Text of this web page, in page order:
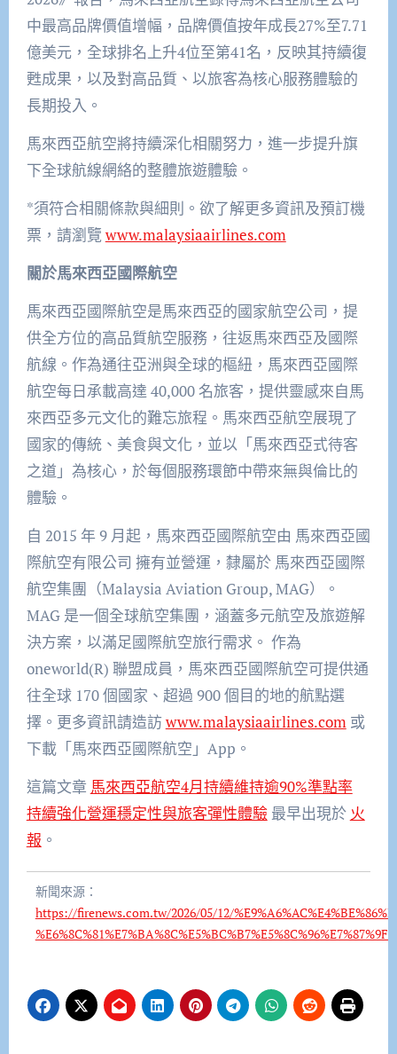
中最高品牌價值增幅，品牌價值按年成長27%至7.71
億美元，全球排名上升4位至第41名，反映其持續復
甦成果，以及對高品質、以旅客為核心服務體驗的
長期投入。
馬來西亞航空將持續深化相關努力，進一步提升旗
下全球航線網絡的整體旅遊體驗。
*須符合相關條款與細則。欲了解更多資訊及預訂機
票，請瀏覽 www.malaysiaairlines.com
關於馬來西亞國際航空
馬來西亞國際航空是馬來西亞的國家航空公司，提
供全方位的高品質航空服務，往返馬來西亞及國際
航線。作為通往亞洲與全球的樞紐，馬來西亞國際
航空每日承載高達 40,000 名旅客，提供靈感來自馬
來西亞多元文化的難忘旅程。馬來西亞航空展現了
國家的傳統、美食與文化，並以「馬來西亞式待客
之道」為核心，於每個服務環節中帶來無與倫比的
體驗。
自 2015 年 9 月起，馬來西亞國際航空由 馬來西亞國
際航空有限公司 擁有並營運，隸屬於 馬來西亞國際
航空集團（Malaysia Aviation Group, MAG）。
MAG 是一個全球航空集團，涵蓋多元航空及旅遊解
決方案，以滿足國際航空旅行需求。 作為
oneworld(R) 聯盟成員，馬來西亞國際航空可提供通
往全球 170 個國家、超過 900 個目的地的航點選
擇。更多資訊請造訪 www.malaysiaairlines.com或
下載「馬來西亞國際航空」App。
這篇文章 馬來西亞航空4月持續維持逾90%準點率
持續強化營運穩定性與旅客彈性體驗最早出現於 火
報 。
新聞來源：
https://firenews.com.tw/2026/05/12/